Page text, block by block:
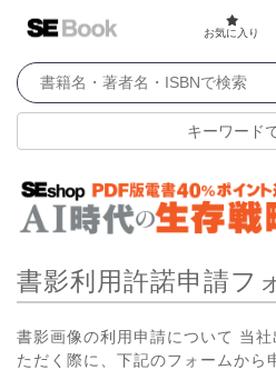
お気に入り
キーワード
書影利用許諾申請フ
書影画像の利用申請について 当
ただく際に、下記のフォームから